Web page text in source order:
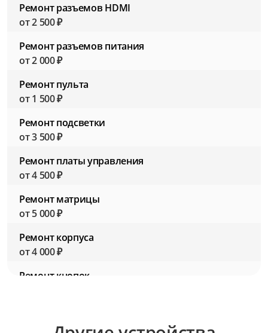
Ремонт разъемов HDMI
от 2 500 ₽
Ремонт разъемов питания
от 2 000 ₽
Ремонт пульта
от 1 500 ₽
Ремонт подсветки
от 3 500 ₽
Ремонт платы управления
от 4 500 ₽
Ремонт матрицы
от 5 000 ₽
Ремонт корпуса
от 4 000 ₽
Ремонт кнопок
от 3 000 ₽